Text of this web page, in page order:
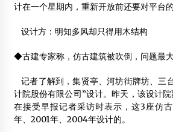
计在一个星期内，重新开放前还要对平台
设计方：明知多风却只得用木结构
◆古建专家称，仿古建筑被吹倒，问题最大
记者了解到，集贤亭、河坊街牌坊、三
计院股份有限公司”设计。昨天，该设计
在接受早报记者采访时表示，这3座仿
年、2001年、2004年设计的。